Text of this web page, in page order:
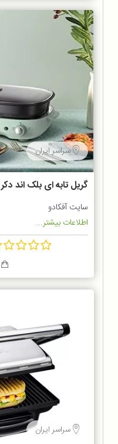
سراسر ایران
گریل تابه ای بلک اند دکر GMF1400
سایت آفکادو
اطلاعات بیشتر...
سراسر ایران